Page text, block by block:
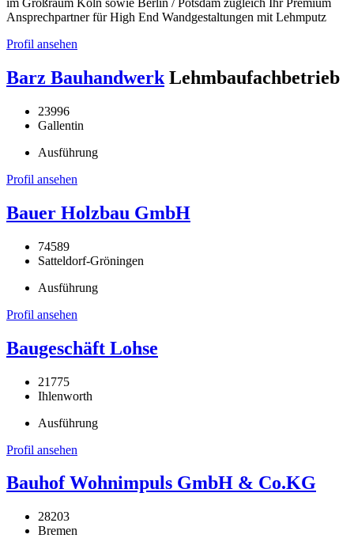
im Großraum Köln sowie Berlin / Potsdam zugleich Ihr Premium
Ansprechpartner für High End Wandgestaltungen mit Lehmputz
Profil ansehen
Barz Bauhandwerk Lehmbaufachbetrieb
23996
Gallentin
Ausführung
Profil ansehen
Bauer Holzbau GmbH
74589
Satteldorf-Gröningen
Ausführung
Profil ansehen
Baugeschäft Lohse
21775
Ihlenworth
Ausführung
Profil ansehen
Bauhof Wohnimpuls GmbH & Co.KG
28203
Bremen